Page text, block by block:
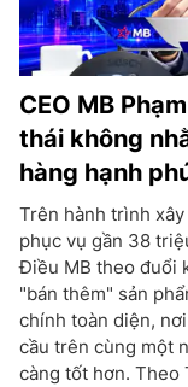
CEO MB
thái không
hàng hạnh
Trên hành trình
phục vụ gần 38
Điều MB theo đuổi
"bán thêm" sản
chính toàn diện,
cầu trên cùng một
càng tốt hơn. Theo